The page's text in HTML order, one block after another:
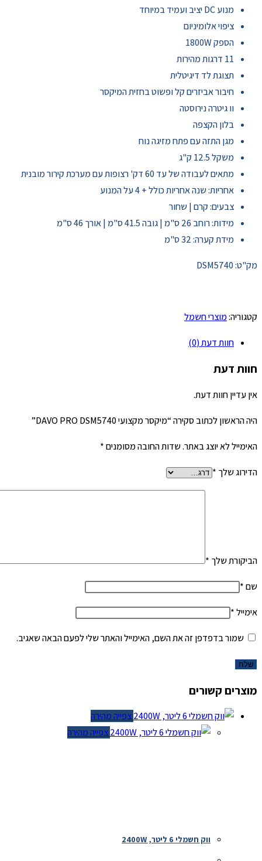
מנוע DC יציב ועמיד במיוחד
ציפוי אלומיניום
הספק 1800W
11 דרגות מהירות
תצוגת לד דיגיטלית
חיבור אביזרים קל ופשוט בחזית המיקסר
וו גיטרה נירוסטה
בלון הקצפה
מגן התזה עם פתח מזיגה נוח
משקל 12.5 ק"ג
מתאים לעבודה של עד 60 דק' רצופות עם מערכת קירור מובנית
אחריות: שנה אחריות כולל + 4 על המנוע
צבעים: קרם | שחור
מידות: רוחב 26 ס"מ | גובה 41.5 ס"מ | אורך 46 ס"מ
מידת קערה: 32 ס"מ
מק"ט:DSM5740
קטגוריה:מוצרי חשמל
חוות דעת (0)
חוות דעת
אין עדיין חוות דעת.
היה הראשון לכתוב סקירה “מיקסר מקצועי DAVO PRO DSM5740”
האימייל לא יוצג באתר.שדות החובה מסומנים*
הדירוג שלך*
הביקורת שלך*
שם*
אימייל*
שמור בדפדפן זה את השם, האימייל והאתר שלי לפעם הבאה שאגיב.
מוצרים קשורים
צפייה מהירה
צפייה מהירה
ווק חשמלי 6 ליטר, 2400W